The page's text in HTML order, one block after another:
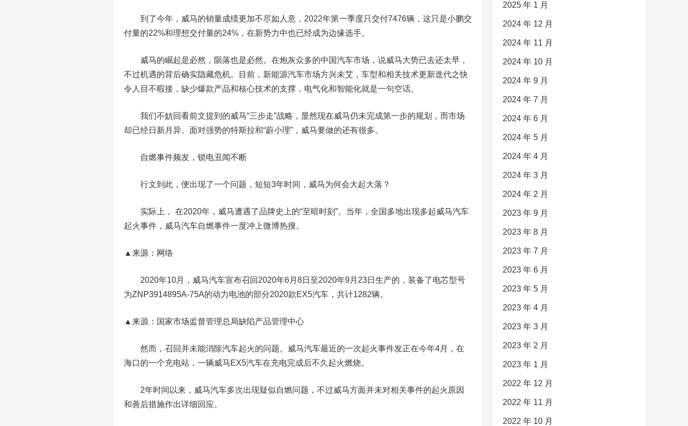
到了今年，威马的销量成绩更加不尽如人意，2022年第一季度只交付7476辆，这只是小鹏交
付量的22%和理想交付量的24%，在新势力中也已经成为边缘选手。
威马的崛起是必然，陨落也是必然。在炮灰众多的中国汽车市场，说威马大势已去还太早，
不过机遇的背后确实隐藏危机。目前，新能源汽车市场方兴未艾，车型和相关技术更新迭代之快
令人目不暇接， 缺少爆款产品和核心技术的支撑，电气化和智能化就是一句空话。
我们不妨回看前文提到的威马“三步走”战略，显然现在威马仍未完成第一步的规划，而市场
却已经日新月异。面对强势的特斯拉和“蔚小理”，威马要做的还有很多。
自燃事件频发，锁电丑闻不断
行文到此，便出现了一个问题，短短3年时间，威马为何会大起大落？
实际上， 在2020年，威马遭遇了品牌史上的“至暗时刻”。当年，全国多地出现多起威马汽车
起火事件，威马汽车自燃事件一度冲上微博热搜。
▲来源：网络
2020年10月，威马汽车宣布召回2020年6月8日至2020年9月23日生产的，装备了电芯型号
为ZNP3914895A-75A的动力电池的部分2020款EX5汽车，共计1282辆。
▲来源：国家市场监督管理总局缺陷产品管理中心
然而，召回并未能消除汽车起火的问题。威马汽车最近的一次起火事件发正在今年4月，在
海口的一个充电站，一辆威马EX5汽车在充电完成后不久起火燃烧。
2年时间以来，威马汽车多次出现疑似自燃问题，不过威马方面并未对相关事件的起火原因
和善后措施作出详细回应。
2025 年 1 月
2024 年 12 月
2024 年 11 月
2024 年 10 月
2024 年 9 月
2024 年 7 月
2024 年 6 月
2024 年 5 月
2024 年 4 月
2024 年 3 月
2024 年 2 月
2023 年 9 月
2023 年 8 月
2023 年 7 月
2023 年 6 月
2023 年 5 月
2023 年 4 月
2023 年 3 月
2023 年 2 月
2023 年 1 月
2022 年 12 月
2022 年 11 月
2022 年 10 月